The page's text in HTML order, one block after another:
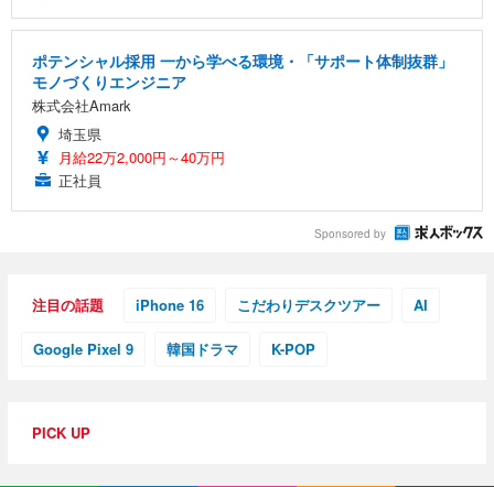
ポテンシャル採用 一から学べる環境・「サポート体制抜群」
モノづくりエンジニア
株式会社Amark
埼玉県
月給22万2,000円～40万円
正社員
Sponsored by
注目の話題 iPhone 16 こだわりデスクツアー AI
Google Pixel 9 韓国ドラマ K-POP
PICK UP